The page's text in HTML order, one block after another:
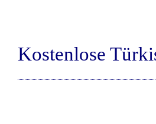
Kostenlose